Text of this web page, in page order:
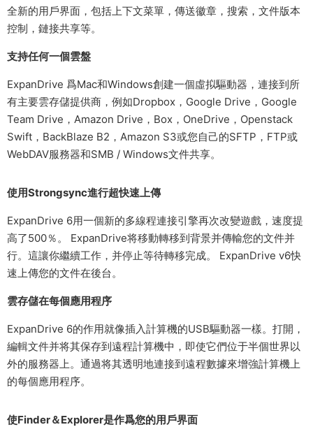
全新的用戶界面，包括上下文菜單，傳送徽章，搜索，文件版本
控制，鏈接共享等。
支持任何一個雲盤
ExpanDrive 爲Mac和Windows創建一個虛拟驅動器，連接到所
有主要雲存儲提供商，例如Dropbox，Google Drive，Google
Team Drive，Amazon Drive，Box，OneDrive，Openstack
Swift，BackBlaze B2，Amazon S3或您自己的SFTP，FTP或
WebDAV服務器和SMB / Windows文件共享。
使用Strongsync進行超快速上傳
ExpanDrive 6用一個新的多線程連接引擎再次改變遊戲，速度提
高了500％。 ExpanDrive将移動轉移到背景并傳輸您的文件并
行。這讓你繼續工作，并停止等待轉移完成。 ExpanDrive v6快
速上傳您的文件在後台。
雲存儲在每個應用程序
ExpanDrive 6的作用就像插入計算機的USB驅動器一樣。打開，
編輯文件并将其保存到遠程計算機中，即使它們位于半個世界以
外的服務器上。通過将其透明地連接到遠程數據來增強計算機上
的每個應用程序。
使Finder＆Explorer是作爲您的用戶界面